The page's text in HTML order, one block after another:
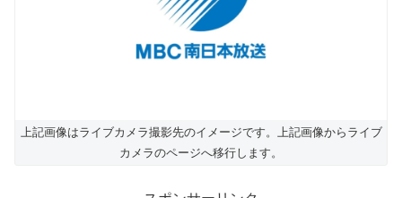
上記画像はライブカメラ撮影先のイメージです。上記画像からライブ
カメラのページへ移行します。